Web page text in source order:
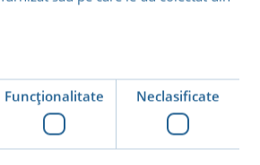
săptămînal, dacă nu zilnic,
Funcţionalitate Neclasificate